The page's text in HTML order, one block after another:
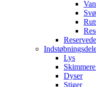
Lys
Dyser
Stiger